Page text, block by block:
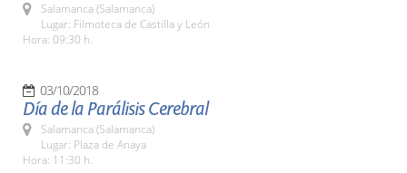
Salamanca (Salamanca)
Lugar: Filmoteca de Castilla y León
Hora: 09:30 h.
03/10/2018
Día de la Parálisis Cerebral
Salamanca (Salamanca)
Lugar: Plaza de Anaya
Hora: 11:30 h.